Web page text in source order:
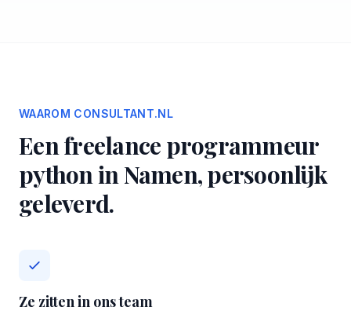
WAAROM CONSULTANT.NL
Een freelance programmeur
python in Namen, persoonlijk
geleverd.
Ze zitten in ons team